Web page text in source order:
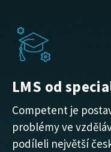
LMS od
Competent je
problémy ve
podíleli největší